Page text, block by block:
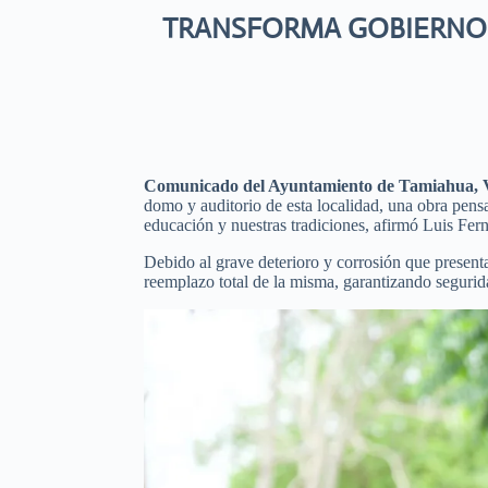
TRANSFORMA
Comunicado del Ayuntamiento de Tamiahua,
domo y auditorio de esta localidad, una obra
educación y nuestras tradiciones, afirmó Luis
Debido al grave deterioro y corrosión que
reemplazo total de la misma, garantizando